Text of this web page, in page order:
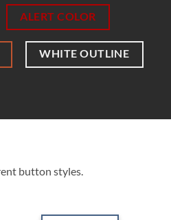
ALERT COLOR
WHITE OUTLINE
button styles.